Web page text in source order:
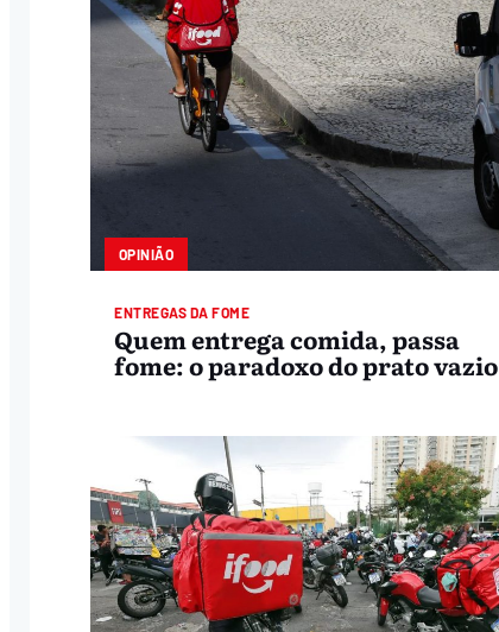
OPINIÃO
ENTREGAS DA FOME
Quem entrega comida, passa
fome: o paradoxo do prato vazio